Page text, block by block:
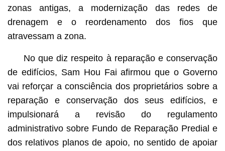
zonas antigas, a modernização das redes de
drenagem e o reordenamento dos fios que
atravessam a zona.
No que diz respeito à reparação e conservação
de edifícios, Sam Hou Fai afirmou que o Governo
vai reforçar a consciência dos proprietários sobre a
reparação e conservação dos seus edifícios, e
impulsionará a revisão do regulamento
administrativo sobre Fundo de Reparação Predial e
dos relativos planos de apoio, no sentido de apoiar